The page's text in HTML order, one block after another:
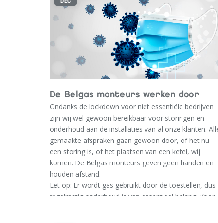
DEC
De Belgas monteurs werken door
Ondanks de lockdown voor niet essentiële bedrijven
zijn wij wel gewoon bereikbaar voor storingen en
onderhoud aan de installaties van al onze klanten.
gemaakte afspraken gaan gewoon door, of het nu
een storing is, of het plaatsen van een ketel, wij
komen. De Belgas monteurs geven geen handen en
houden afstand.
Let op: Er wordt gas gebruikt door de toestellen, dus
regelmatig onderhoud is van essentieel belang. Voor